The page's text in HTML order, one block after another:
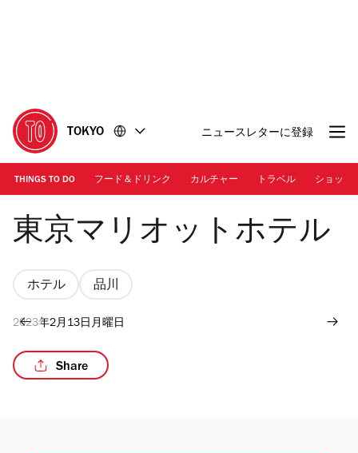
に
移
動
移
動
TOKYO ニュースレターに登録
THINGS TO DO フード＆ドリンク カルチャー トラベル ショッピ
東京マリオットホテル
東京マリオットホテル
ホテル 品川
2023年2月13日月曜日
Share